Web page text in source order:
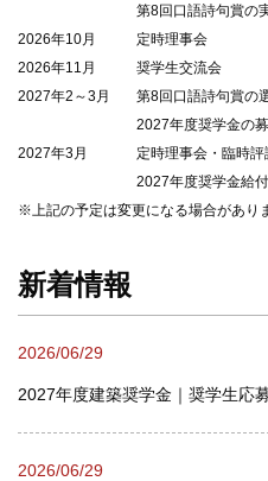
第8回口語詩句賞の
2026年10月
定時理事会
2026年11月
奨学生交流会
2027年2～3月
第8回口語詩句賞の
2027年度奨学金の
2027年3月
定時理事会・臨時評
2027年度奨学金給
※上記の予定は変更になる場合があり
新着情報
2026/06/29
2027年度建築奨学金｜奨学生応
2026/06/29